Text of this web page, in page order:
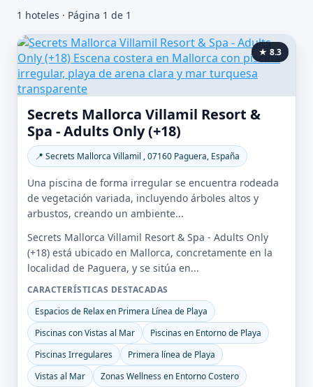
1 hoteles · Página 1 de 1
★ 8.3
Secrets Mallorca Villamil Resort &
Spa - Adults Only (+18)
📍 Secrets Mallorca Villamil , 07160 Paguera, España
Una piscina de forma irregular se encuentra rodeada
de vegetación variada, incluyendo árboles altos y
arbustos, creando un ambiente...
Secrets Mallorca Villamil Resort & Spa - Adults Only
(+18) está ubicado en Mallorca, concretamente en la
localidad de Paguera, y se sitúa en...
CARACTERÍSTICAS DESTACADAS
Espacios de Relax en Primera Línea de Playa
Piscinas con Vistas al Mar
Piscinas en Entorno de Playa
Piscinas Irregulares
Primera línea de Playa
Vistas al Mar
Zonas Wellness en Entorno Costero